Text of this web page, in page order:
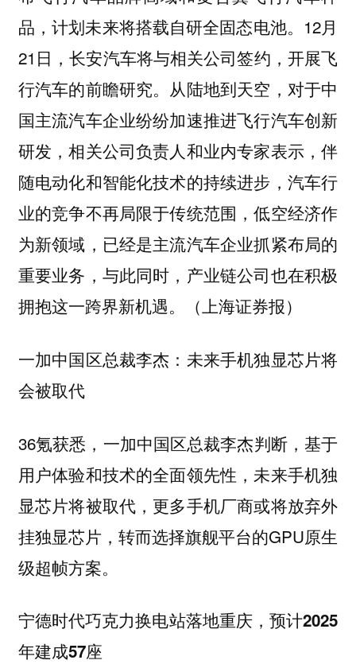
品，计划未来将搭载自研全固态电池。12月
21日，长安汽车将与相关公司签约，开展飞
行汽车的前瞻研究。从陆地到天空，对于中
国主流汽车企业纷纷加速推进飞行汽车创新
研发，相关公司负责人和业内专家表示，伴
随电动化和智能化技术的持续进步，汽车行
业的竞争不再局限于传统范围，低空经济作
为新领域，已经是主流汽车企业抓紧布局的
重要业务，与此同时，产业链公司也在积极
拥抱这一跨界新机遇。（上海证券报）
一加中国区总裁李杰：未来手机独显芯片将
会被取代
36氪获悉，一加中国区总裁李杰判断，基于
用户体验和技术的全面领先性，未来手机独
显芯片将被取代，更多手机厂商或将放弃外
挂独显芯片，转而选择旗舰平台的GPU原生
级超帧方案。
宁德时代巧克力换电站落地重庆，预计2025
年建成57座